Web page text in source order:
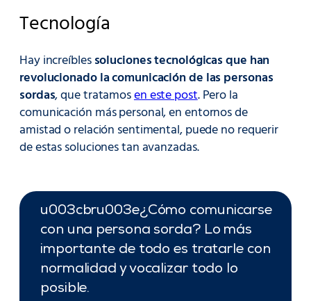
Tecnología
Hay increíblessoluciones tecnológicas que han
revolucionado la comunicación de las personas
sordas, que tratamosen este post. Pero la
comunicación más personal, en entornos de
amistad o relación sentimental, puede no requerir
de estas soluciones tan avanzadas.
u003cbru003e¿Cómo comunicarse
con una persona sorda? Lo más
importante de todo es tratarle con
normalidad y vocalizar todo lo
posible.